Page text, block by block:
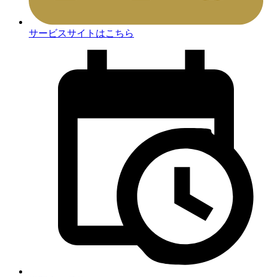
サービスサイトはこちら